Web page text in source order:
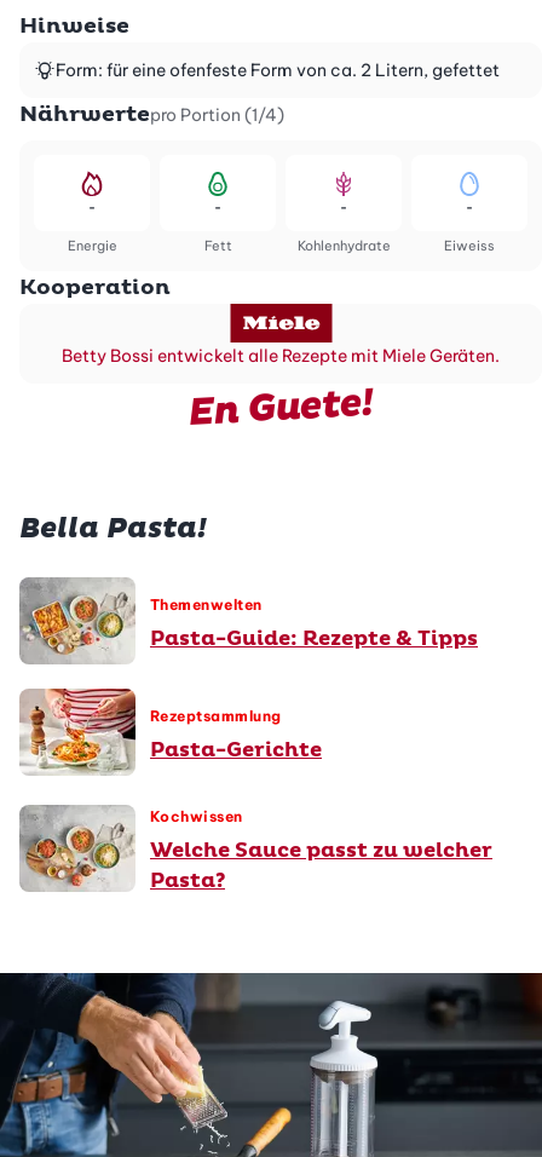
Hinweise
Form: für eine ofenfeste Form von ca. 2 Litern, gefettet
Nährwertepro Portion (1/4)
Energie
-
Fett
-
Kohlenhydrate
-
Eiweiss
-
Kooperation
Betty Bossi entwickelt alle Rezepte mit Miele Geräten.
En Guete!
Bella Pasta!
Themenwelten
Pasta-Guide: Rezepte & Tipps
Rezeptsammlung
Pasta-Gerichte
Kochwissen
Welche Sauce passt zu welcher
Pasta?